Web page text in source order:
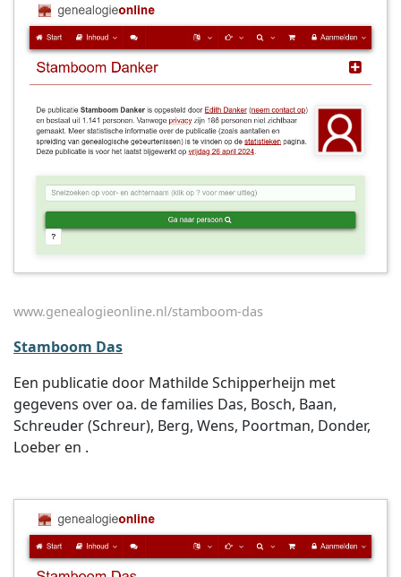
www.genealogieonline.nl/stamboom-das
Stamboom Das
Een publicatie door Mathilde Schipperheijn met
gegevens over oa. de families Das, Bosch, Baan,
Schreuder (Schreur), Berg, Wens, Poortman, Donder,
Loeber en .